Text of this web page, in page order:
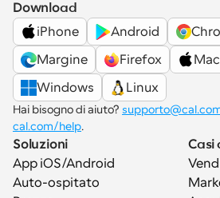
Download
iPhone
Android
Margine
Firefox
Windows
Linux
Hai bisogno di aiuto?
cal.com/help.
Soluzioni
App iOS/Android
Auto-ospitato
Casi